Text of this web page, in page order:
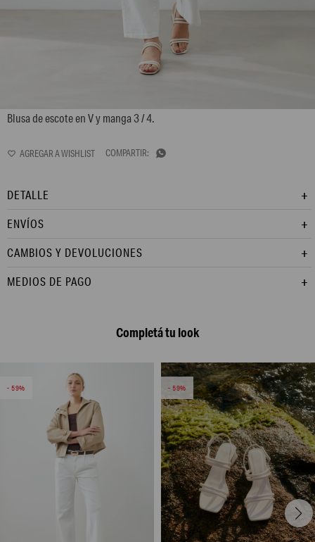
Blusa de escote en V y manga 3 / 4.

DETALLE
ENVÍOS
CAMBIOS Y DEVOLUCIONES
MEDIOS DE PAGO
Completá tu look
59 59